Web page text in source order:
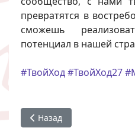
превратятся в
сможешь
потенциал в нашей
#ТвойХод#ТвойХод27
Предыдущий: Студенты
Назад